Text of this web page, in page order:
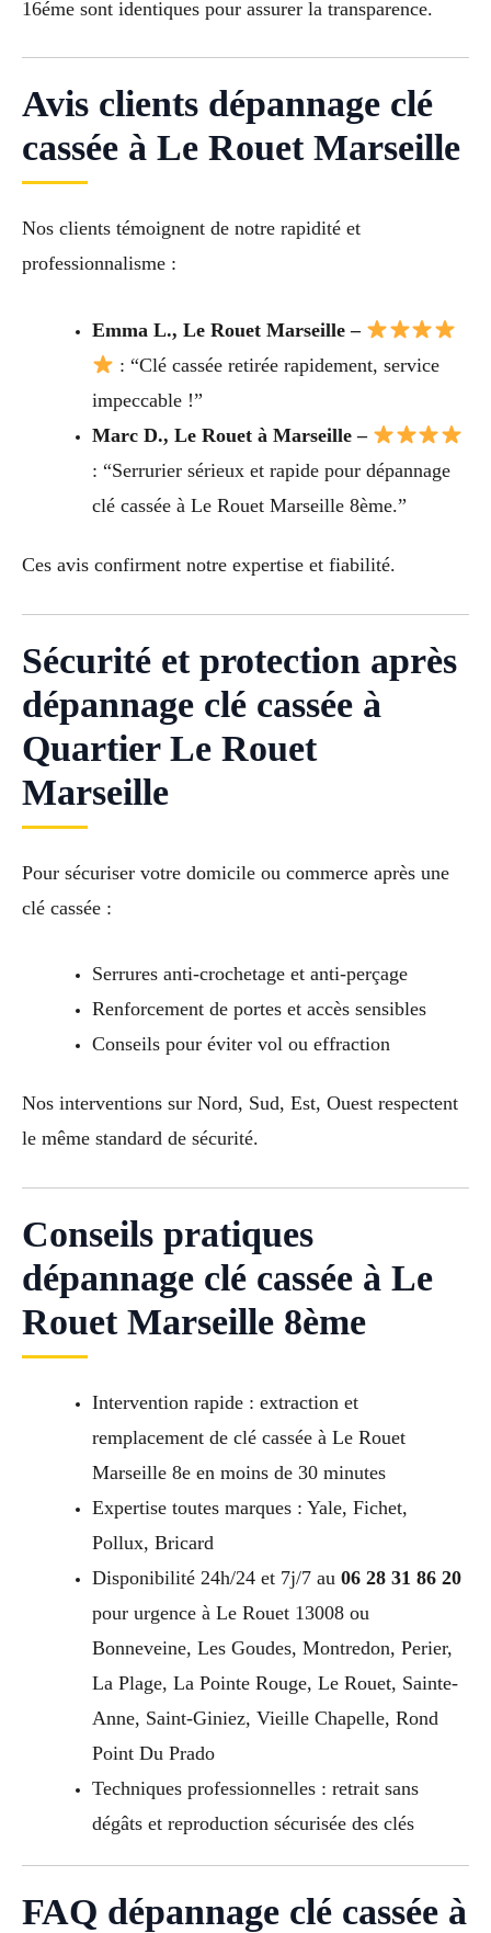
16éme sont identiques pour assurer la transparence.
Avis clients dépannage clé
cassée à Le Rouet Marseille
Nos clients témoignent de notre rapidité et
professionnalisme :
Emma L., Le Rouet Marseille –
: “Clé cassée retirée rapidement, service
impeccable !”
Marc D., Le Rouet à Marseille –
: “Serrurier sérieux et rapide pour dépannage
clé cassée à Le Rouet Marseille 8ème.”
Ces avis confirment notre expertise et fiabilité.
Sécurité et protection après
dépannage clé cassée à
Quartier Le Rouet
Marseille
Pour sécuriser votre domicile ou commerce après une
clé cassée :
Serrures anti-crochetage et anti-perçage
Renforcement de portes et accès sensibles
Conseils pour éviter vol ou effraction
Nos interventions sur Nord, Sud, Est, Ouest respectent
le même standard de sécurité.
Conseils pratiques
dépannage clé cassée à Le
Rouet Marseille 8ème
Intervention rapide : extraction et
remplacement de clé cassée à Le Rouet
Marseille 8e en moins de 30 minutes
Expertise toutes marques : Yale, Fichet,
Pollux, Bricard
Disponibilité 24h/24 et 7j/7 au 06 28 31 86 20
pour urgence à Le Rouet 13008 ou
Bonneveine, Les Goudes, Montredon, Perier,
La Plage, La Pointe Rouge, Le Rouet, Sainte-
Anne, Saint-Giniez, Vieille Chapelle, Rond
Point Du Prado
Techniques professionnelles : retrait sans
dégâts et reproduction sécurisée des clés
FAQ dépannage clé cassée à